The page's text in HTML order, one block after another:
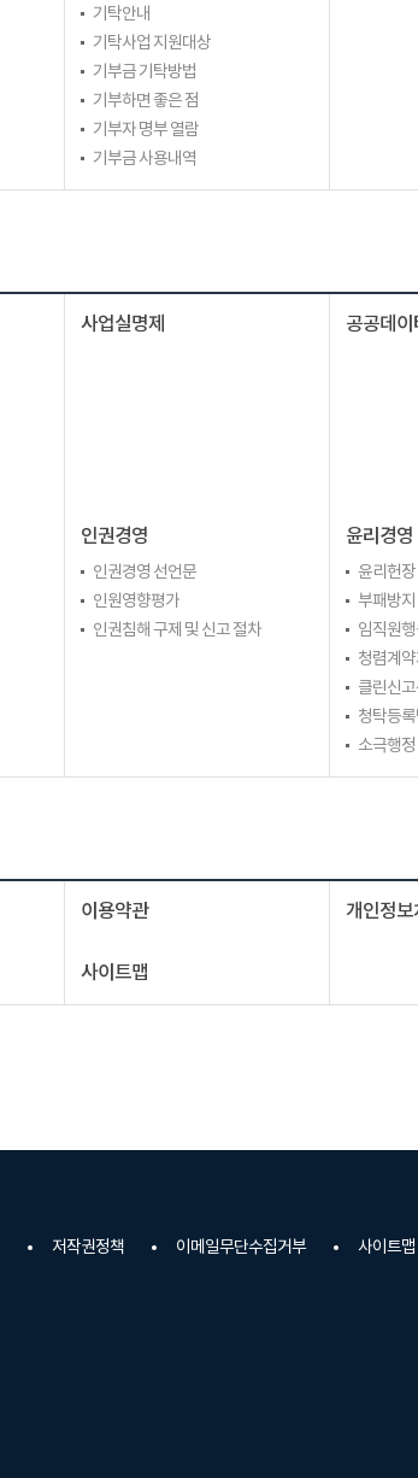
기탁안내
기탁사업 지원대상
기부금 기탁방법
기부하면 좋은 점
기부자 명부 열람
기부금 사용내역
사업실명제 공공데
인권경영
인권경영 선언문
인원영향평가
인권침해 구제 및 신고 절차
윤리경영
윤리헌장
부패방
임직원
청렴계약
클린신고
청탁등
소극행정
이용약관 개인정보
사이트맵
저작권정책 이메일무단수집거부 사이트맵